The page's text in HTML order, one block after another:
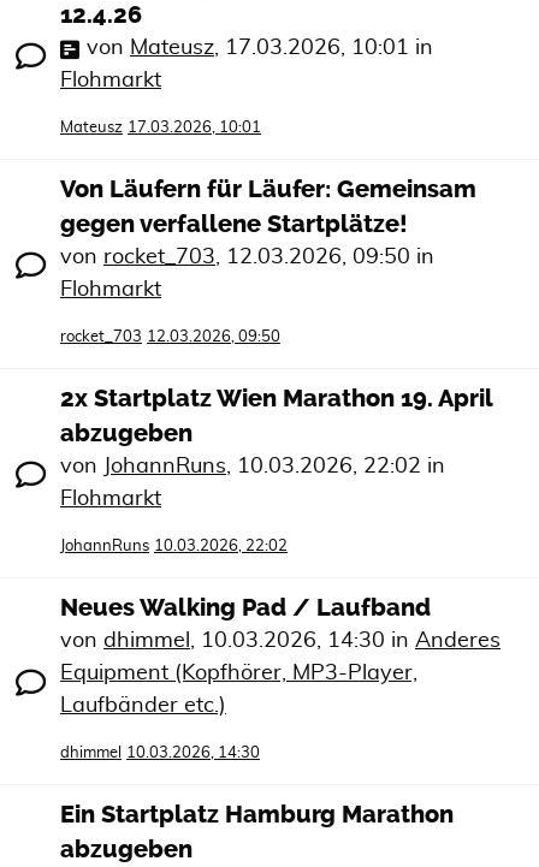
12.4.26
von Mateusz, 17.03.2026, 10:01 in
Flohmarkt
Mateusz 17.03.2026, 10:01
Von Läufern für Läufer: Gemeinsam
gegen verfallene Startplätze!
von rocket_703, 12.03.2026, 09:50 in
Flohmarkt
rocket_703 12.03.2026, 09:50
2x Startplatz Wien Marathon 19. April
abzugeben
von JohannRuns, 10.03.2026, 22:02 in
Flohmarkt
JohannRuns 10.03.2026, 22:02
Neues Walking Pad / Laufband
von dhimmel , 10.03.2026, 14:30 in Anderes
Equipment (Kopfhörer, MP3-Player,
Laufbänder etc.)
dhimmel 10.03.2026, 14:30
Ein Startplatz Hamburg Marathon
abzugeben